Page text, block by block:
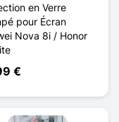
en Verre
pour Écran
Nova 8i / Honor
€